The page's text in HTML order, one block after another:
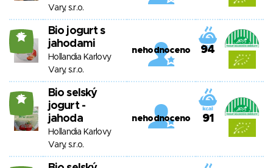
Vary, s.r.o.
15
Bio jogurt s
jahodami
Hollandia Karlovy
Vary, s.r.o.
nehodnoceno 94
15
Bio selský
jogurt -
jahoda
Hollandia Karlovy
Vary, s.r.o.
nehodnoceno 91